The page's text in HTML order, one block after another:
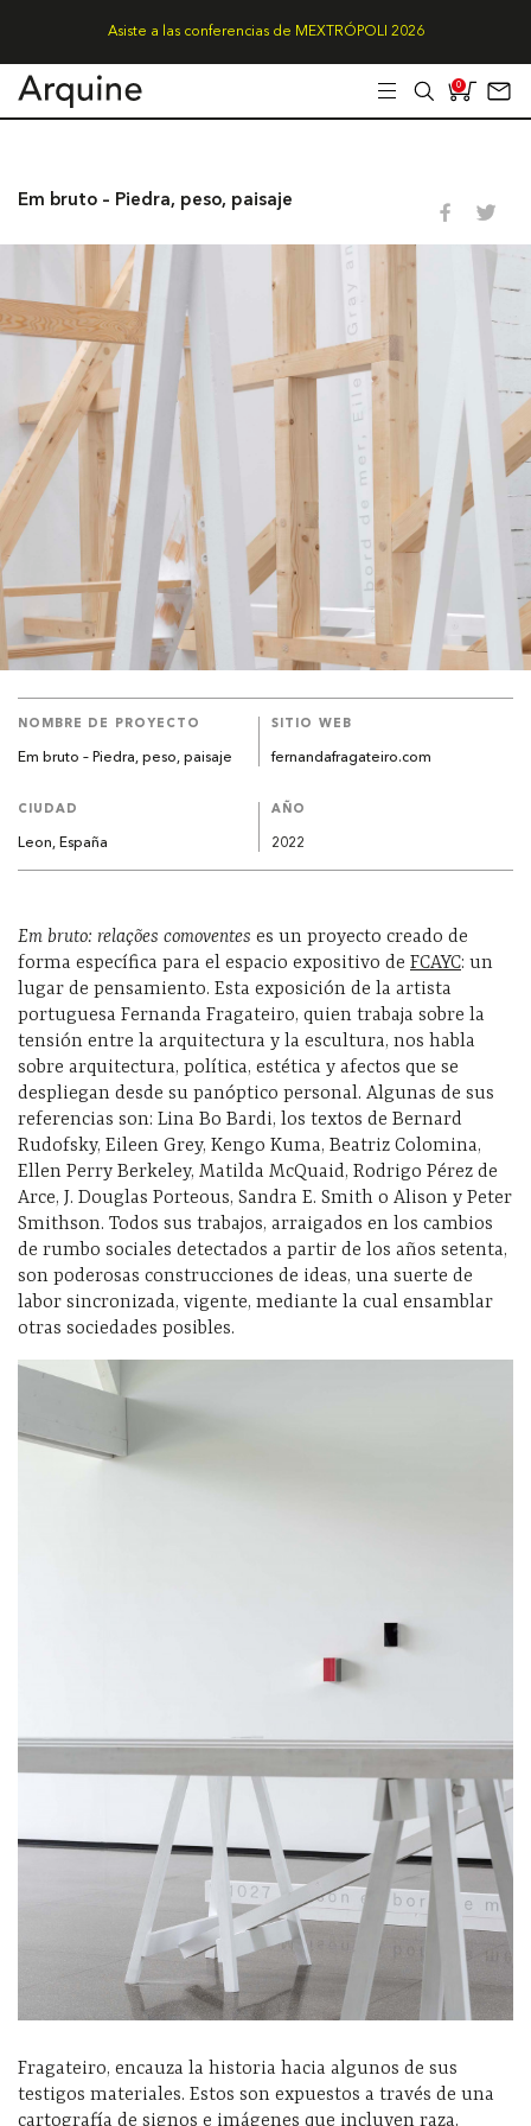
Asiste a las conferencias de MEXTRÓPOLI 2026
0
Em bruto – Piedra, peso, paisaje
NOMBRE DE PROYECTO
Em bruto – Piedra, peso, paisaje
SITIO WEB
fernandafragateiro.com
CIUDAD
Leon, España
AÑO
2022
Em bruto: relações comoventes es un proyecto creado de
forma específica para el espacio expositivo de FCAYC: un
lugar de pensamiento. Esta exposición de la artista
portuguesa Fernanda Fragateiro, quien trabaja sobre la
tensión entre la arquitectura y la escultura, nos habla
sobre arquitectura, política, estética y afectos que se
despliegan desde su panóptico personal. Algunas de sus
referencias son: Lina Bo Bardi, los textos de Bernard
Rudofsky, Eileen Grey, Kengo Kuma, Beatriz Colomina,
Ellen Perry Berkeley, Matilda McQuaid, Rodrigo Pérez de
Arce, J. Douglas Porteous, Sandra E. Smith o Alison y Peter
Smithson. Todos sus trabajos, arraigados en los cambios
de rumbo sociales detectados a partir de los años setenta,
son poderosas construcciones de ideas, una suerte de
labor sincronizada, vigente, mediante la cual ensamblar
otras sociedades posibles.
Fragateiro, encauza la historia hacia algunos de sus
testigos materiales. Estos son expuestos a través de una
cartografía de signos e imágenes que incluyen raza,